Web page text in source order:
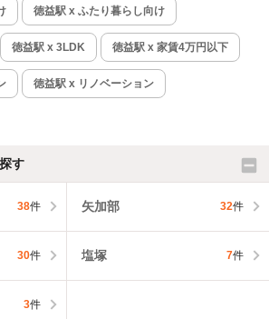
徳益駅 x ふたり暮らし向け
徳益駅 x 3LDK 徳益駅 x 家賃4万円以下
徳益駅 x リノベーション
す
38件 矢加部 32件
30件 塩塚 7件
3件